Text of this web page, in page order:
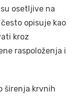
osetljive na
opisuje kao
kroz
raspoloženja i
širenja krvnih